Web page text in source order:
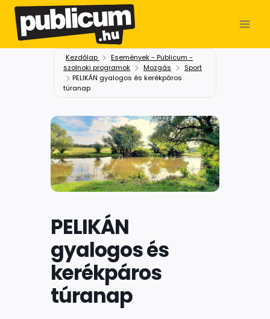
Kezdőlap
Események - Publicum -
szolnoki programok
Mozgás
Sport
PELIKÁN gyalogos és kerékpáros
túranap
PELIKÁN
gyalogos és
kerékpáros
túranap